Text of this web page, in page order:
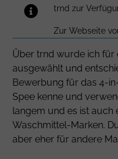
trnd zur
Zur Webseite
Über trnd wurde ich für
ausgewählt und
Bewerbung für das 4-
Spee kenne und
langem und es ist auch
Waschmittel-Marken.
aber eher für andere